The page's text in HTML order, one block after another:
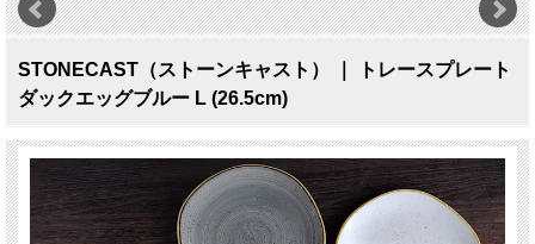
STONECAST（ストーンキャスト） ｜ トレースプレート
ダックエッグブルー L (26.5cm)